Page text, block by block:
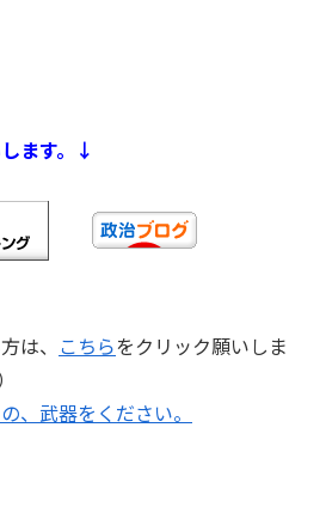
ます。↓
は、 こちらをクリック願いしま
、武器をください。